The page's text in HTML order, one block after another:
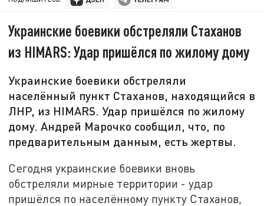
Украинские боевики обстреляли Стаханов
из HIMARS: Удар пришёлся по жилому дому
Украинские боевики обстреляли
населённый пункт Стаханов, находящийся в
ЛНР, из HIMARS. Удар пришёлся по жилому
дому. Андрей Марочко сообщил, что, по
предварительным данным, есть жертвы.
Сегодня украинские боевики вновь
обстреляли мирные территории - удар
пришёлся по населённому пункту Стаханов,